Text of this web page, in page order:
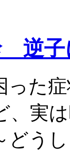
逆子
った
、実
どう